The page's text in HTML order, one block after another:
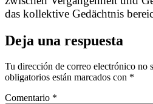
das kollektive Gedächtnis
Deja una respuesta
Tu dirección de correo electrónico no
obligatorios están marcados con *
Comentario *